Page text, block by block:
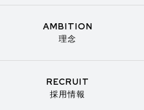
AMBITION
理念
RECRUIT
採用情報